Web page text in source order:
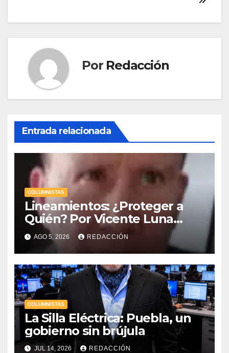
Por Redacción
Entrada relacionada
COLUMNISTAS
Lineamientos: ¿Proteger a
Quién? Por Vicente Luna
Hernández
AGO 5, 2026 REDACCIÓN
COLUMNISTAS
La Silla Eléctrica: Puebla, un
gobierno sin brújula
JUL 14, 2026 REDACCIÓN